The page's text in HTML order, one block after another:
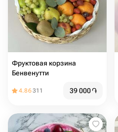
Фруктовая корзина
Бенвенутти
4.86311 39 000֏